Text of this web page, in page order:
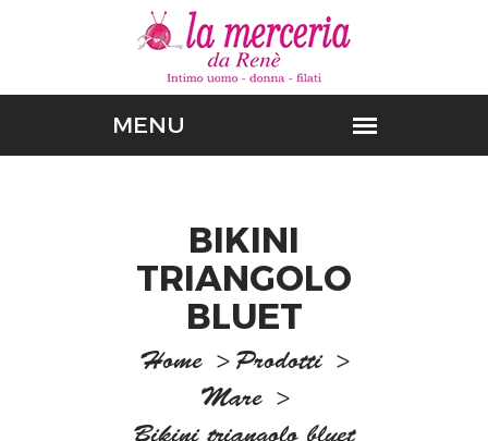
BIKINI
TRIANGOLO
BLUET
Home > Prodotti >
Mare >